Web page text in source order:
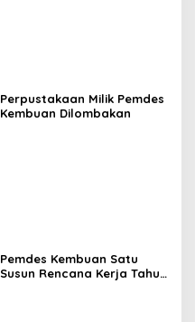
Perpustakaan Milik Pemdes
Kembuan Dilombakan
Pemdes Kembuan Satu
Susun Rencana Kerja Tahun